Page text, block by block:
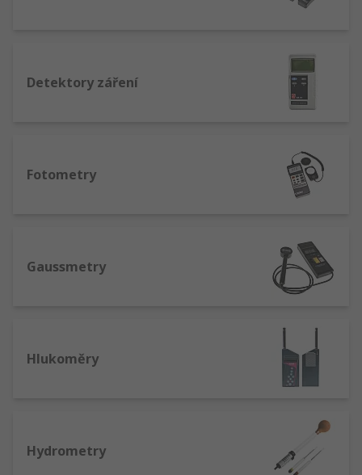
Detektory záření
Fotometry
Gaussmetry
Hlukoměry
Hydrometry